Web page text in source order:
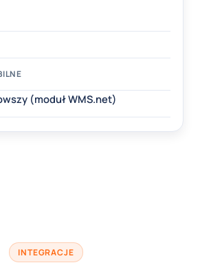
(moduł WMS.net)
INTEGRACJE